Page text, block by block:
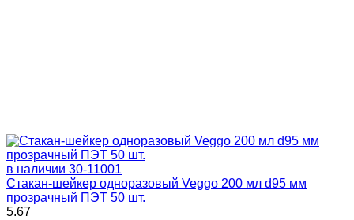
в наличии 30-11001
Стакан-шейкер одноразовый Veggo 200 мл d95 мм
прозрачный ПЭТ 50 шт.
5.67